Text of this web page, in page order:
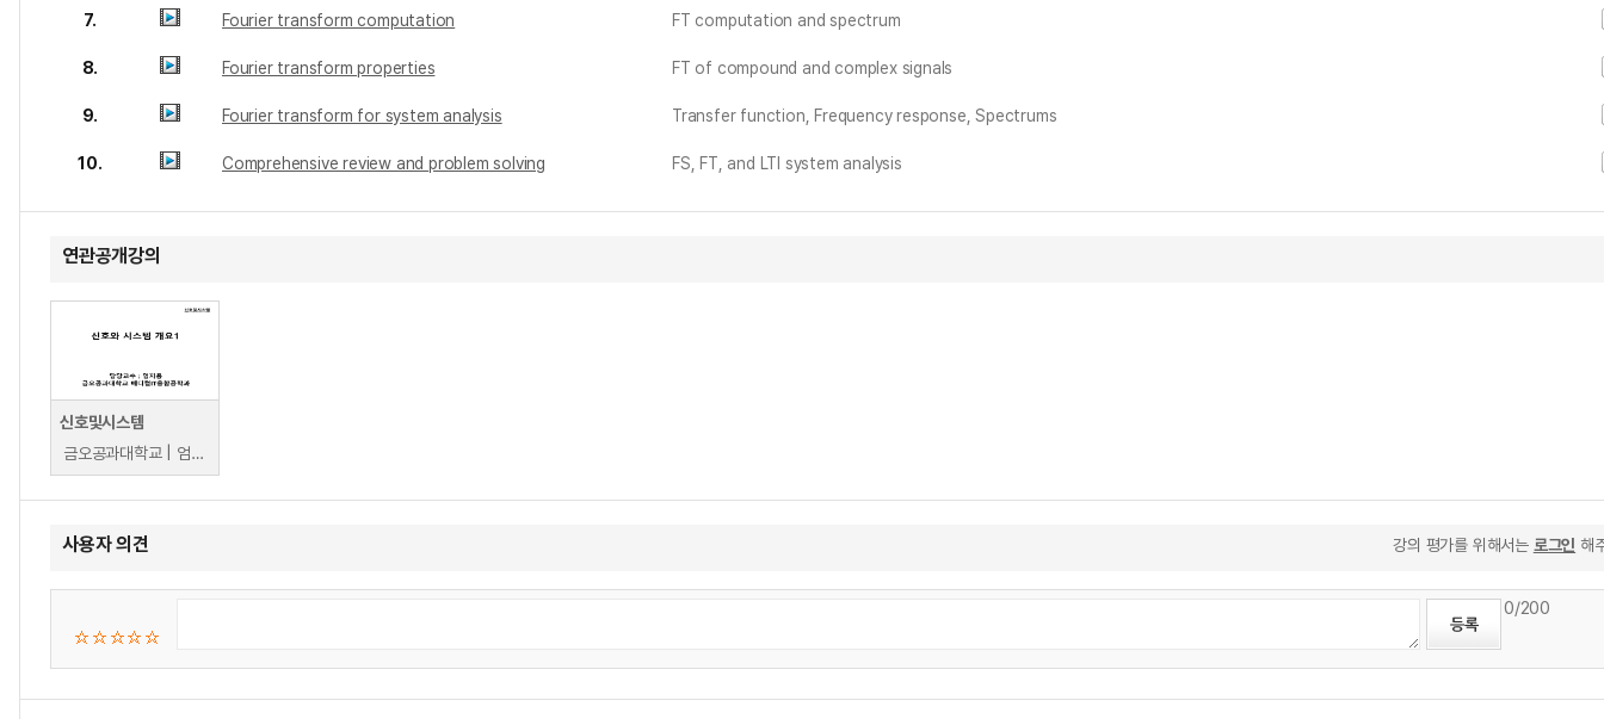
7. Fourier transform computation FT computation and spectrum
8. Fourier transform properties FT of compound and complex signals
9. Fourier transform for system analysis Transfer function, Frequency response, Spectrums
10. Comprehensive review and problem solving FS, FT, and LTI system analysis
연관공개강의
신호및시스템
금오공과대학교 | 엄지용
사용자 의견 강의 평가를 위해서는 로그인 해
0/200